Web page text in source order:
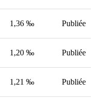
1,36 ‰ Publiée
1,20 ‰ Publiée
1,21 ‰ Publiée